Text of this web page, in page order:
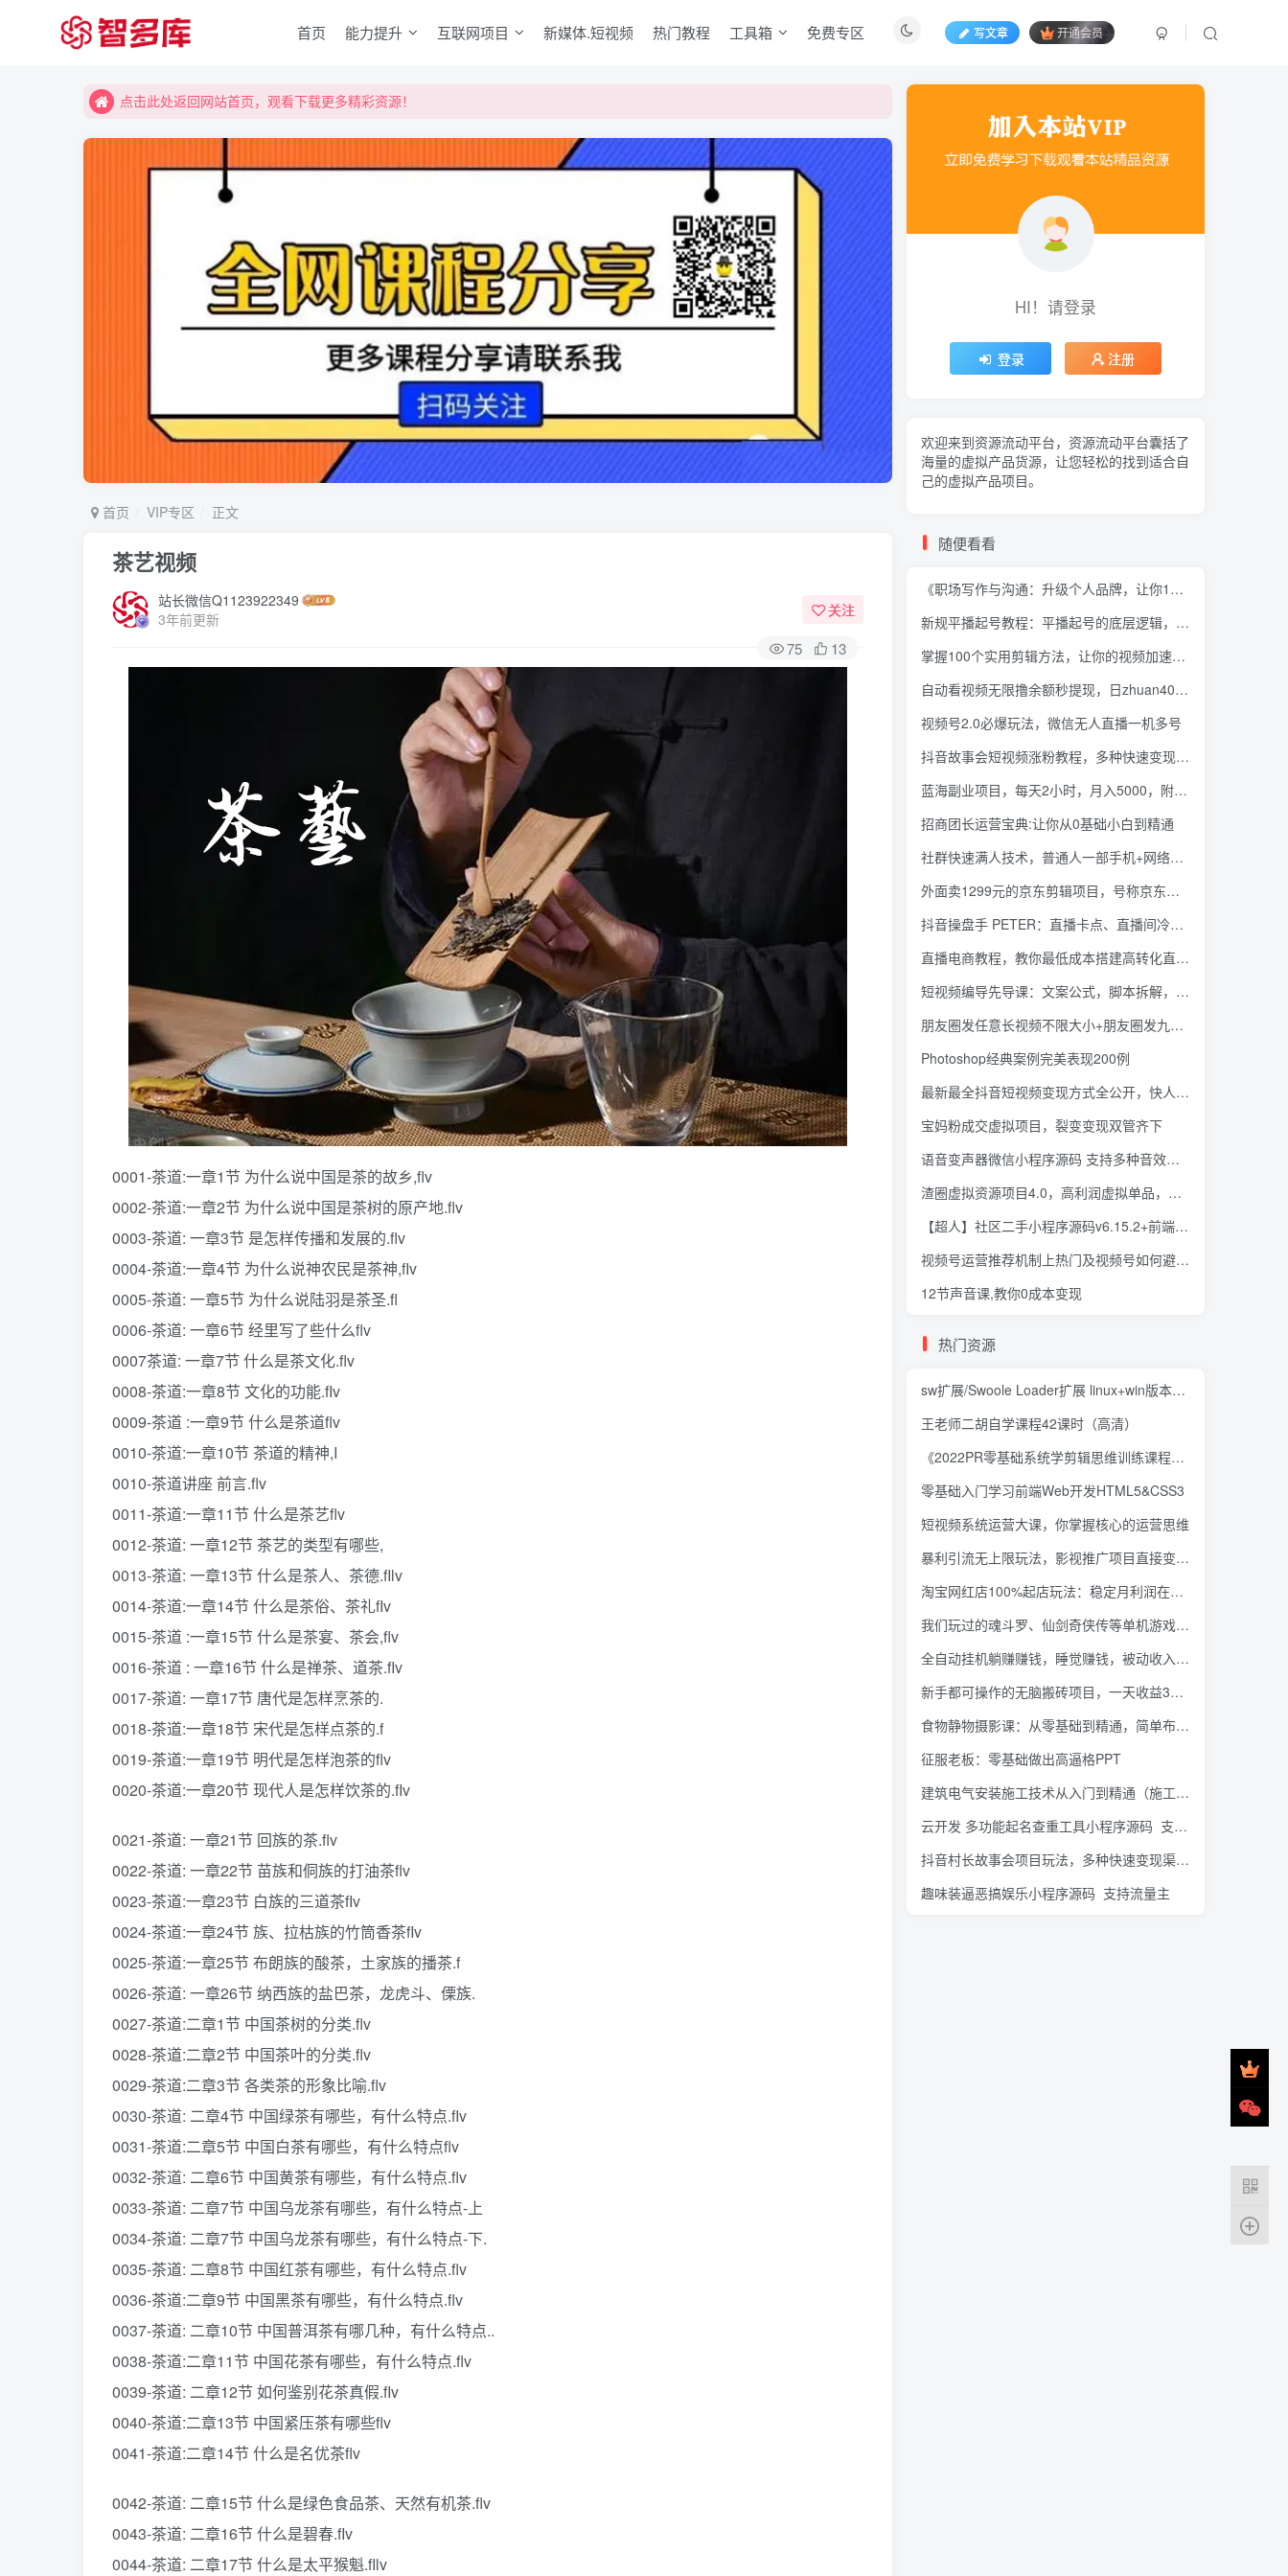
写文章 开通会员
首页 能力提升 互联网项目 新媒体.短视频 热门教程 工具箱 免费专区
点击此处返回网站首页，观看下载更多精彩资源！
点击此处返回网站首页，观看下载更多精彩资源！
首页 VIP专区 正文
茶艺视频
站长微信Q1123922349
3年前更新
关注
75 13
0001-茶道:一章1节 为什么说中国是茶的故乡,flv
0002-茶道:一章2节 为什么说中国是茶树的原产地.flv
0003-茶道: 一章3节 是怎样传播和发展的.flv
0004-茶道:一章4节 为什么说神农民是茶神,fIv
0005-茶道: 一章5节 为什么说陆羽是茶圣.fl
0006-茶道: 一章6节 经里写了些什么flv
0007茶道: 一章7节 什么是茶文化.flv
0008-茶道:一章8节 文化的功能.fIv
0009-茶道 :一章9节 什么是茶道flv
0010-茶道:一章10节 茶道的精神,I
0010-茶道讲座 前言.flv
0011-茶道:一章11节 什么是茶艺flv
0012-茶道: 一章12节 茶艺的类型有哪些,
0013-茶道: 一章13节 什么是茶人、茶德.fIlv
0014-茶道:一章14节 什么是茶俗、茶礼fIv
0015-茶道 :一章15节 什么是茶宴、茶会,flv
0016-茶道 : 一章16节 什么是禅茶、道茶.fIv
0017-茶道: 一章17节 唐代是怎样烹茶的.
0018-茶道:一章18节 宋代是怎样点茶的.f
0019-茶道:一章19节 明代是怎样泡茶的flv
0020-茶道:一章20节 现代人是怎样饮茶的.fIv
0021-茶道: 一章21节 回族的茶.flv
0022-茶道: 一章22节 苗族和侗族的打油茶flv
0023-茶道:一章23节 白族的三道茶fIv
0024-茶道:一章24节 族、拉枯族的竹筒香茶fIv
0025-茶道:一章25节 布朗族的酸茶，土家族的播茶.f
0026-茶道: 一章26节 纳西族的盐巴茶，龙虎斗、傈族.
0027-茶道:二章1节 中国茶树的分类.flv
0028-茶道:二章2节 中国茶叶的分类.flv
0029-茶道:二章3节 各类茶的形象比喻.flv
0030-茶道: 二章4节 中国绿茶有哪些，有什么特点.fIv
0031-茶道:二章5节 中国白茶有哪些，有什么特点flv
0032-茶道: 二章6节 中国黄茶有哪些，有什么特点.flv
0033-茶道: 二章7节 中国乌龙茶有哪些，有什么特点-上
0034-茶道: 二章7节 中国乌龙茶有哪些，有什么特点-下.
0035-茶道: 二章8节 中国红茶有哪些，有什么特点.flv
0036-茶道:二章9节 中国黑茶有哪些，有什么特点.flv
0037-茶道: 二章10节 中国普洱茶有哪几种，有什么特点..
0038-茶道:二章11节 中国花茶有哪些，有什么特点.flv
0039-茶道: 二章12节 如何鉴别花茶真假.fIv
0040-茶道:二章13节 中国紧压茶有哪些flv
0041-茶道:二章14节 什么是名优茶flv
0042-茶道: 二章15节 什么是绿色食品茶、天然有机茶.flv
0043-茶道: 二章16节 什么是碧春.fIv
0044-茶道: 二章17节 什么是太平猴魁.fIlv
HI！请登录
登录 注册
欢迎来到资源流动平台，资源流动平台囊括了
海量的虚拟产品货源，让您轻松的找到适合自
己的虚拟产品项目。
随便看看
《职场写作与沟通：升级个人品牌，让你10倍值钱》25讲+无水印PDF
新规平播起号教程：平播起号的底层逻辑，适合当下的起号方式
掌握100个实用剪辑方法，让你的视频加速热门
自动看视频无限撸余额秒提现，日zhuan400＋【视频教程】
视频号2.0必爆玩法，微信无人直播一机多号
抖音故事会短视频涨粉教程，多种快速变现渠道
蓝海副业项目，每天2小时，月入5000，附详细操作流程
招商团长运营宝典:让你从0基础小白到精通
社群快速满人技术，普通人一部手机+网络在家躺赚
外面卖1299元的京东剪辑项目，号称京东不倒，收益不停止，日入1000+
抖音操盘手 PETER：直播卡点、直播间冷启动分享
直播电商教程，教你最低成本搭建高转化直播场景
短视频编导先导课：​文案公式，脚本拆解，逻辑算法，让你的视频更容易上热门
朋友圈发任意长视频不限大小+朋友圈发九宫格技术（完结）附制作系统
Photoshop经典案例完美表现200例
最新最全抖音短视频变现方式全公开，快人一步迈入抖音运营变现捷径
宝妈粉成交虚拟项目，裂变变现双管齐下
语音变声器微信小程序源码 支持多种音效与流量主
渣圈虚拟资源项目4.0，高利润虚拟单品，单利润80-800元左右
【超人】社区二手小程序源码v6.15.2+前端【修复版】
视频号运营推荐机制上热门及视频号如何避坑，如何正确操作视频号
12节声音课,教你0成本变现
热门资源
sw扩展/Swoole Loader扩展 linux+win版本下载
王老师二胡自学课程42课时（高清）
《2022PR零基础系统学剪辑思维训练课程》附素材
零基础入门学习前端Web开发HTML5&CSS3
短视频系统运营大课，你掌握核心的运营思维
暴利引流无上限玩法，影视推广项目直接变现，轻松月入过万【视频课程】
淘宝网红店100%起店玩法：稳定月利润在5000块左右，轻松一人可操作多店
我们玩过的魂斗罗、仙剑奇侠传等单机游戏居然还能这样赚钱
全自动挂机躺赚赚钱，睡觉赚钱，被动收入自动赚美元，每个视频赚取$0.5-3
新手都可操作的无脑搬砖项目，一天收益3百+【视频课程】
食物静物摄影课：从零基础到精通，简单布景拍大片
征服老板：零基础做出高逼格PPT
建筑电气安装施工技术从入门到精通（施工图识读+机电安装技术+施工规范解读+施工管理+BIM机电）
云开发 多功能起名查重工具小程序源码_支持多种流量主模式
抖音村长故事会项目玩法，多种快速变现渠道【视频课程】
趣味装逼恶搞娱乐小程序源码_支持流量主